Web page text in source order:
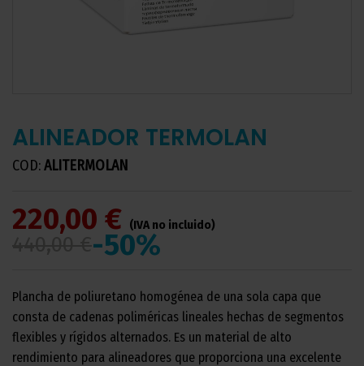
ALINEADOR TERMOLAN
COD:ALITERMOLAN
220,00 € (IVA no incluido)
-50%
Plancha de poliuretano homogénea de una sola capa que
consta de cadenas poliméricas lineales hechas de segmentos
flexibles y rígidos alternados. Es un material de alto
rendimiento para alineadores que proporciona una excelente